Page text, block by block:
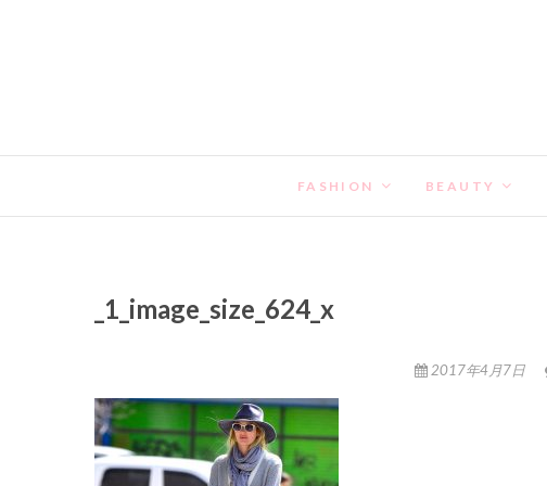
FASHION BEAUTY
_1_image_size_624_x
2017年4月7日